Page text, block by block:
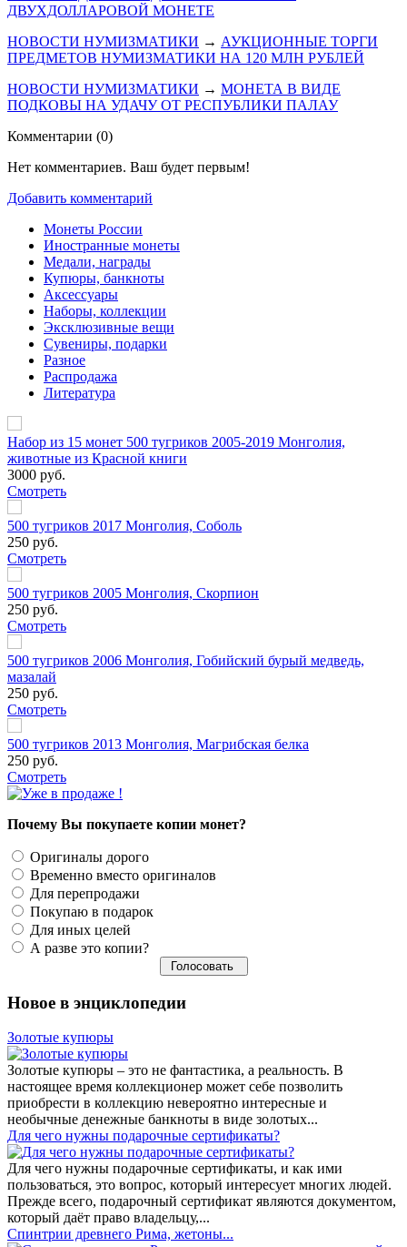
ДВУХДОЛЛАРОВОЙ МОНЕТЕ
НОВОСТИ НУМИЗМАТИКИ → АУКЦИОННЫЕ ТОРГИ
ПРЕДМЕТОВ НУМИЗМАТИКИ НА 120 МЛН РУБЛЕЙ
НОВОСТИ НУМИЗМАТИКИ → МОНЕТА В ВИДЕ
ПОДКОВЫ НА УДАЧУ ОТ РЕСПУБЛИКИ ПАЛАУ
Комментарии (0)
Нет комментариев. Ваш будет первым!
Добавить комментарий
Монеты России
Иностранные монеты
Медали, награды
Купюры, банкноты
Аксессуары
Наборы, коллекции
Эксклюзивные вещи
Сувениры, подарки
Разное
Распродажа
Литература
Набор из 15 монет 500 тугриков 2005-2019 Монголия,
животные из Красной книги
3000 руб.
Смотреть
500 тугриков 2017 Монголия, Соболь
250 руб.
Смотреть
500 тугриков 2005 Монголия, Скорпион
250 руб.
Смотреть
500 тугриков 2006 Монголия, Гобийский бурый медведь,
мазалай
250 руб.
Смотреть
500 тугриков 2013 Монголия, Магрибская белка
250 руб.
Смотреть
Почему Вы покупаете копии монет?
Оригиналы дорого
Временно вместо оригиналов
Для перепродажи
Покупаю в подарок
Для иных целей
А разве это копии?
Новое в энциклопедии
Золотые купюры
Золотые купюры – это не фантастика, а реальность. В
настоящее время коллекционер может себе позволить
приобрести в коллекцию невероятно интересные и
необычные денежные банкноты в виде золотых...
​Для чего нужны подарочные сертификаты?
Для чего нужны подарочные сертификаты, и как ими
пользоваться, это вопрос, который интересует многих людей.
Прежде всего, подарочный сертификат являются документом,
который даёт право владельцу,...
Спинтрии древнего Рима, жетоны...